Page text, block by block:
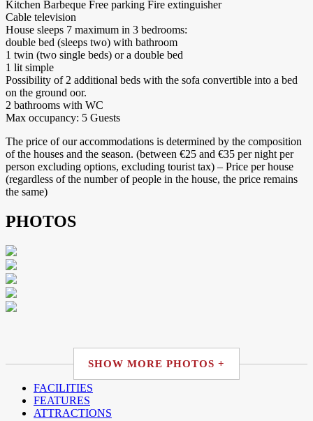
Kitchen Barbeque Free parking Fire extinguisher
Cable television
House sleeps 7 maximum in 3 bedrooms:
double bed (sleeps two) with bathroom
1 twin (two single beds) or a double bed
1 lit simple
Possibility of 2 additional beds with the sofa convertible into a bed
on the ground oor.
2 bathrooms with WC
Max occupancy: 5 Guests
The price of our accommodations is determined by the composition
of the houses and the season. (between €25 and €35 per night per
person excluding options, excluding tourist tax) – Price per house
(regardless of the number of people in the house, the price remains
the same)
PHOTOS
SHOW MORE PHOTOS +
FACILITIES
FEATURES
ATTRACTIONS